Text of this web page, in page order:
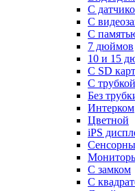
С
С
C
7 дюймов
10 и 15
С SD
С трубкой
Без
Интерком
Цветной
iPS
С замком
C